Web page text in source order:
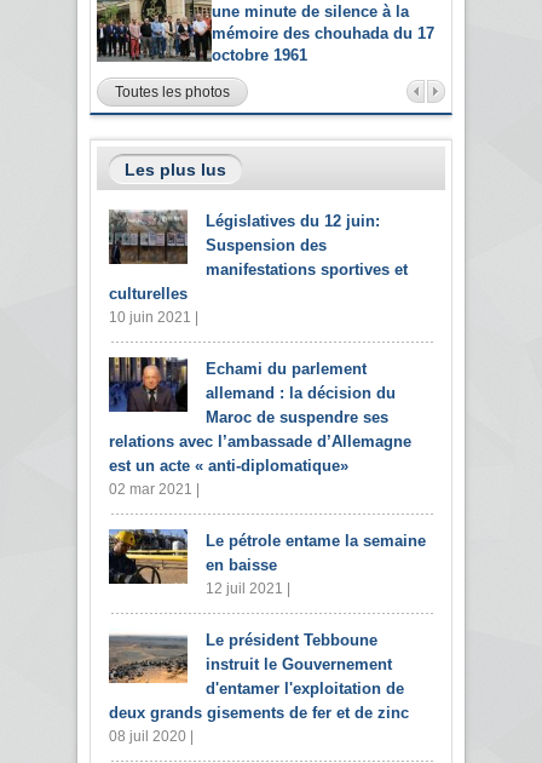
une minute de silence à la
mémoire des chouhada du 17
octobre 1961
Toutes les photos
Les plus lus
Législatives du 12 juin:
Suspension des
manifestations sportives et
culturelles
10 juin 2021 |
Echami du parlement
allemand : la décision du
Maroc de suspendre ses
relations avec l’ambassade d’Allemagne
est un acte « anti-diplomatique»
02 mar 2021 |
Le pétrole entame la semaine
en baisse
12 juil 2021 |
Le président Tebboune
instruit le Gouvernement
d'entamer l'exploitation de
deux grands gisements de fer et de zinc
08 juil 2020 |